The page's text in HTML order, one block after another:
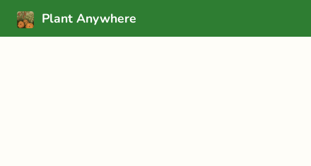
Plant Anywhere